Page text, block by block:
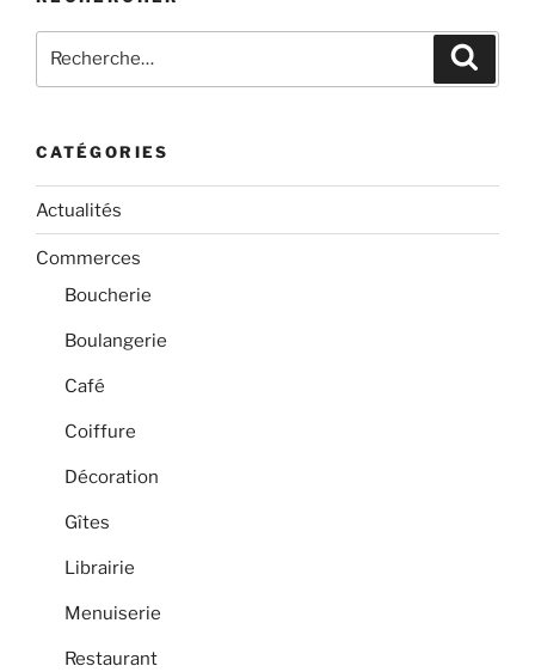
pour
CATÉGORIES
Actualités
Commerces
Boucherie
Boulangerie
Café
Coiffure
Décoration
Gîtes
Librairie
Menuiserie
Restaurant